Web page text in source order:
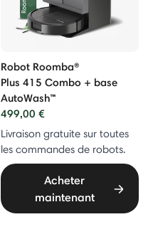
Robot Roomba®
Plus 415 Combo + base
AutoWash™
499,00 €
Livraison gratuite sur toutes
les commandes de robots.
Acheter
maintenant